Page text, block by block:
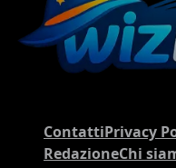
ContattiPrivacy
RedazioneChi